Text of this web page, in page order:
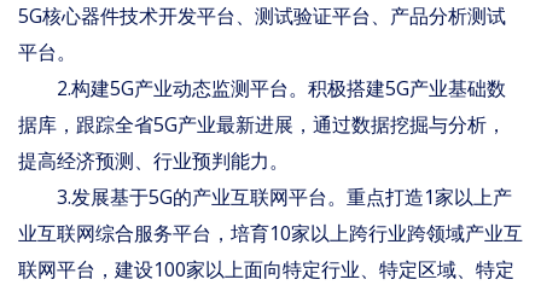
5G核心器件技术开发平台、测试验证平台、产品分析测试
平台。
2.构建5G产业动态监测平台。积极搭建5G产业基础数
据库，跟踪全省5G产业最新进展，通过数据挖掘与分析，
提高经济预测、行业预判能力。
3.发展基于5G的产业互联网平台。重点打造1家以上产
业互联网综合服务平台，培育10家以上跨行业跨领域产业互
联网平台，建设100家以上面向特定行业、特定区域、特定